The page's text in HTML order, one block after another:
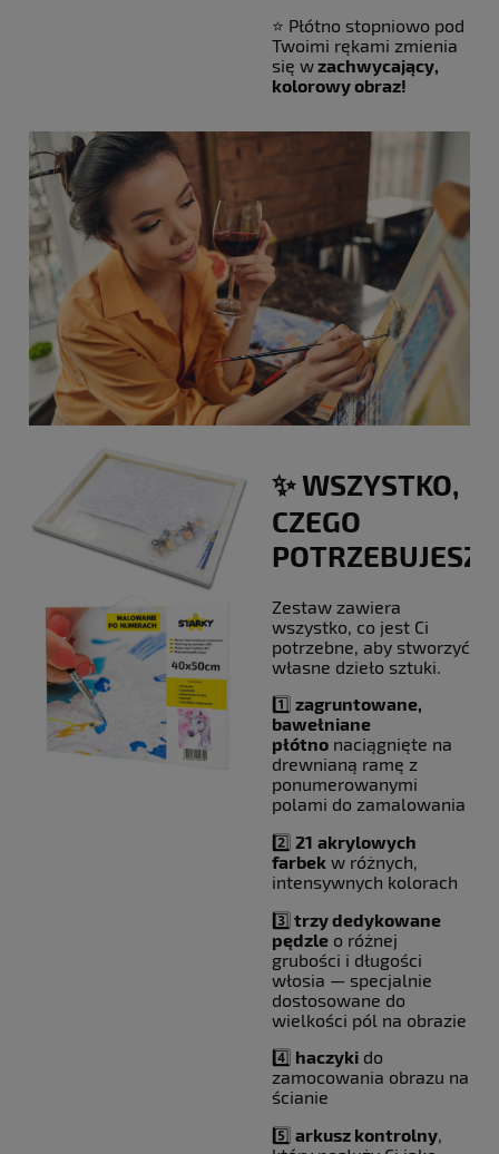
⭐ Płótno stopniowo pod
Twoimi rękami zmienia
się wzachwycający,
kolorowy obraz!
✨ WSZYSTKO,
CZEGO
POTRZEBUJESZ!
Zestaw zawiera
wszystko, co jest Ci
potrzebne, aby stworzyć
własne dzieło sztuki.
1️⃣ zagruntowane,
bawełniane
płótno naciągnięte na
drewnianą ramę z
ponumerowanymi
polami do zamalowania
2️⃣ 21 akrylowych
farbek w różnych,
intensywnych kolorach
3️⃣trzy dedykowane
pędzle o różnej
grubości i długości
włosia — specjalnie
dostosowane do
wielkości pól na obrazie
4️⃣ haczyki do
zamocowania obrazu na
ścianie
5️⃣ arkusz kontrolny